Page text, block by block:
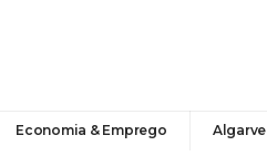
Economia & Emprego Algarve